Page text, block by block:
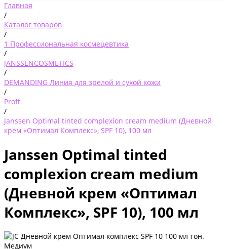
Главная
/
Каталог товаров
/
1 Профессиональная космецевтика
/
JANSSENCOSMETICS
/
DEMANDING Линия для зрелой и сухой кожи
/
Proff
/
Janssen Optimal tinted complexion cream medium (Дневной
крем «Оптимал Комплекс», SPF 10), 100 мл
Janssen Optimal tinted
complexion cream medium
(Дневной крем «Оптимал
Комплекс», SPF 10), 100 мл